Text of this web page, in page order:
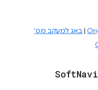
| באג למעקב מס'
Soft